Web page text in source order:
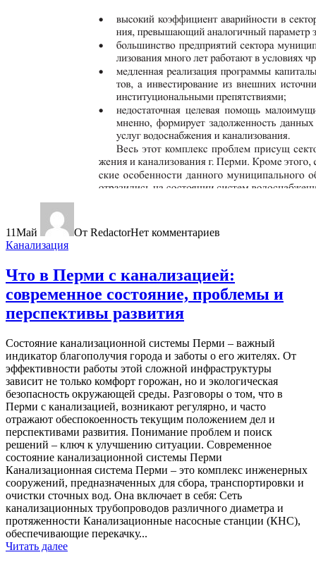
11Май От RedactorНет комментариев
Канализация
Что в Перми с канализацией:
современное состояние, проблемы и
перспективы развития
Состояние канализационной системы Перми – важный
индикатор благополучия города и заботы о его жителях. От
эффективности работы этой сложной инфраструктуры
зависит не только комфорт горожан, но и экологическая
безопасность окружающей среды. Разговоры о том, что в
Перми с канализацией, возникают регулярно, и часто
отражают обеспокоенность текущим положением дел и
перспективами развития. Понимание проблем и поиск
решений – ключ к улучшению ситуации. Современное
состояние канализационной системы Перми
Канализационная система Перми – это комплекс инженерных
сооружений, предназначенных для сбора, транспортировки и
очистки сточных вод. Она включает в себя: Сеть
канализационных трубопроводов различного диаметра и
протяженности Канализационные насосные станции (КНС),
обеспечивающие перекачку...
Читать далее